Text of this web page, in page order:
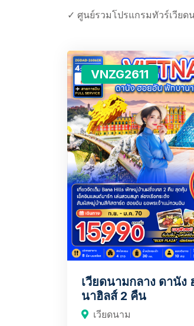
✓ ศูนย์รวมโปรแกรมทัวร์เวียด
VNZG2611
เวียดนามกลาง ดานัง
นาฮิลส์ 2 คืน
เวียดนาม